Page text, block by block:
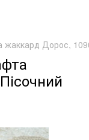
Дорос,